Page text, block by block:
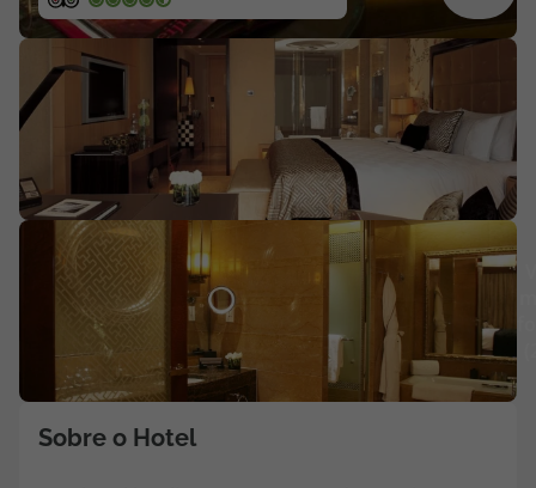
Área de Cliente
Agências
Apoio ao cliente em Portugal
218 925 471
Custo de uma chamada para a rede fixa nacional.
Apoio ao cliente no Estrangeiro
Sobre o Hotel